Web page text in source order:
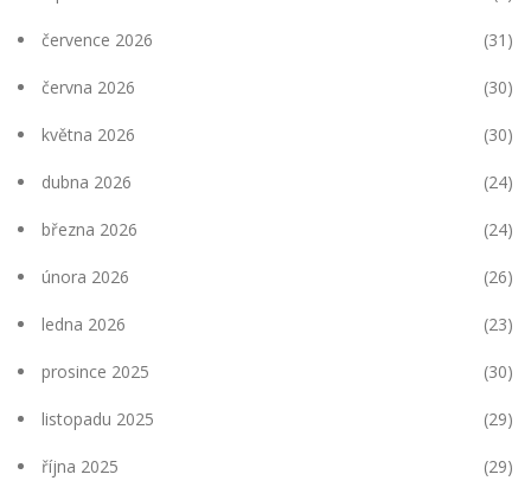
července 2026 (31)
června 2026 (30)
května 2026 (30)
dubna 2026 (24)
března 2026 (24)
února 2026 (26)
ledna 2026 (23)
prosince 2025 (30)
listopadu 2025 (29)
října 2025 (29)